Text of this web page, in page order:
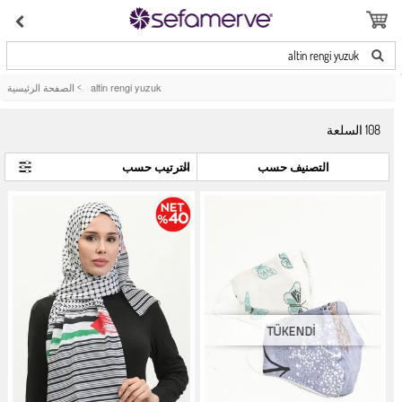
altin rengi yuzuk
الصفحة الرئيسية > altin rengi yuzuk
108السلعة
التصنيف حسب